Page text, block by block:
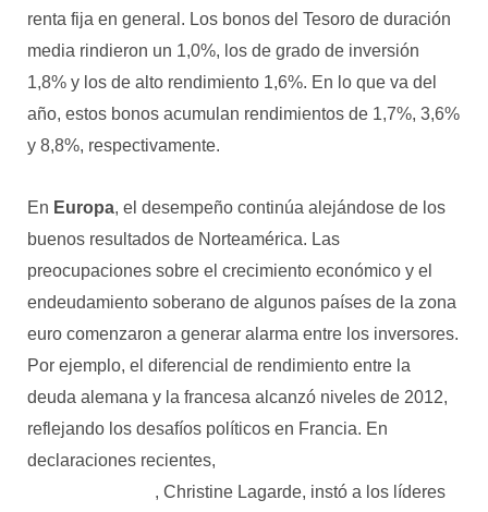
renta fija en general. Los bonos del Tesoro de duración
media rindieron un 1,0%, los de grado de inversión
1,8% y los de alto rendimiento 1,6%. En lo que va del
año, estos bonos acumulan rendimientos de 1,7%, 3,6%
y 8,8%, respectivamente.
En Europa, el desempeño continúa alejándose de los
buenos resultados de Norteamérica. Las
preocupaciones sobre el crecimiento económico y el
endeudamiento soberano de algunos países de la zona
euro comenzaron a generar alarma entre los inversores.
Por ejemplo, el diferencial de rendimiento entre la
deuda alemana y la francesa alcanzó niveles de 2012,
reflejando los desafíos políticos en Francia. En
declaraciones recientes,
, Christine Lagarde, instó a los líderes